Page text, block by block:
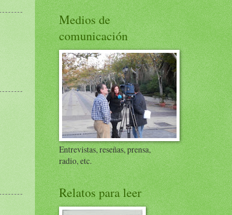
Medios de
comunicación
Entrevistas, reseñas, prensa,
radio, etc.
Relatos para leer